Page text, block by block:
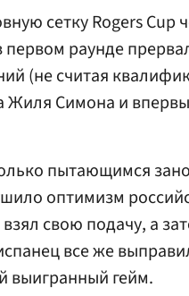
сетку Rogers
раунде
(не считая
Жиля Симона и
пытающимся
оптимизм
свою подачу, а
все же
выигранный гейм.